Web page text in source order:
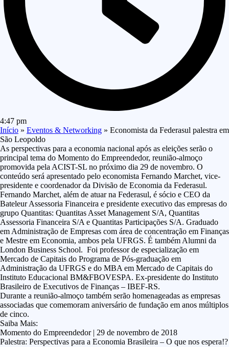
4:47 pm
Início » Eventos & Networking » Economista da Federasul palestra em
São Leopoldo
As perspectivas para a economia nacional após as eleições serão o
principal tema do Momento do Empreendedor, reunião-almoço
promovida pela ACIST-SL no próximo dia 29 de novembro. O
conteúdo será apresentado pelo economista Fernando Marchet, vice-
presidente e coordenador da Divisão de Economia da Federasul.
Fernando Marchet, além de atuar na Federasul, é sócio e CEO da
Bateleur Assessoria Financeira e presidente executivo das empresas do
grupo Quantitas: Quantitas Asset Management S/A, Quantitas
Assessoria Financeira S/A e Quantitas Participações S/A. Graduado
em Administração de Empresas com área de concentração em Finanças
e Mestre em Economia, ambos pela UFRGS. É também Alumni da
London Business School. Foi professor de especialização em
Mercado de Capitais do Programa de Pós-graduação em
Administração da UFRGS e do MBA em Mercado de Capitais do
Instituto Educacional BM&FBOVESPA. Ex-presidente do Instituto
Brasileiro de Executivos de Finanças – IBEF-RS.
Durante a reunião-almoço também serão homenageadas as empresas
associadas que comemoram aniversário de fundação em anos múltiplos
de cinco.
Saiba Mais:
Momento do Empreendedor | 29 de novembro de 2018
Palestra: Perspectivas para a Economia Brasileira – O que nos espera!?